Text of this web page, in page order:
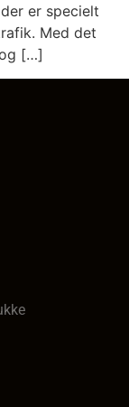
er specielt
Med det
[…]